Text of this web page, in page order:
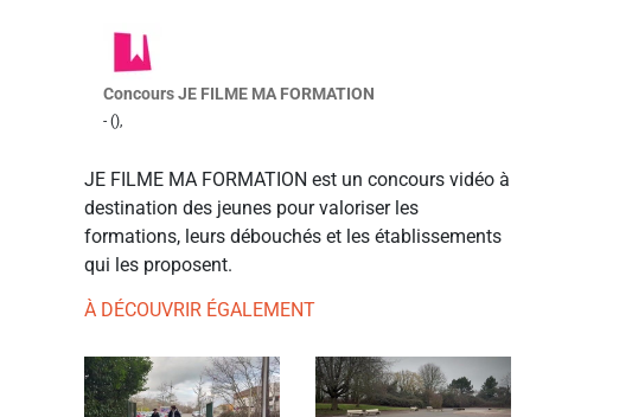
Concours JE FILME MA FORMATION
- (),
JE FILME MA FORMATION est un concours vidéo à
destination des jeunes pour valoriser les
formations, leurs débouchés et les établissements
qui les proposent.
À DÉCOUVRIR ÉGALEMENT